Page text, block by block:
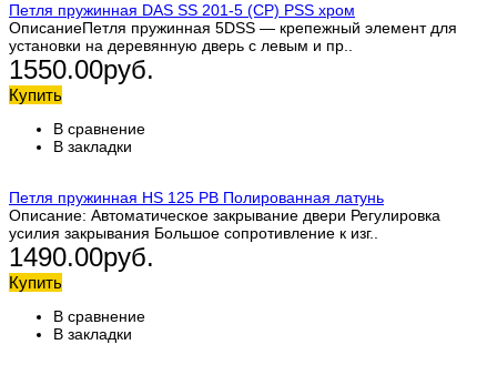
Петля пружинная DAS SS 201-5 (СP) PSS хром
ОписаниеПетля пружинная 5DSS — крепежный элемент для
установки на деревянную дверь с левым и пр..
1550.00руб.
Купить
В сравнение
В закладки
Петля пружинная HS 125 PB Полированная латунь
Описание: Автоматическое закрывание двери Регулировка
усилия закрывания Большое сопротивление к изг..
1490.00руб.
Купить
В сравнение
В закладки